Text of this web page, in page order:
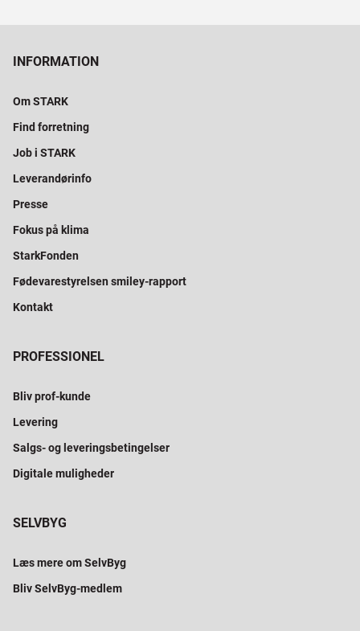
INFORMATION
Om STARK
Find forretning
Job i STARK
Leverandørinfo
Presse
Fokus på klima
StarkFonden
Fødevarestyrelsen smiley-rapport
Kontakt
PROFESSIONEL
Bliv prof-kunde
Levering
Salgs- og leveringsbetingelser
Digitale muligheder
SELVBYG
Læs mere om SelvByg
Bliv SelvByg-medlem